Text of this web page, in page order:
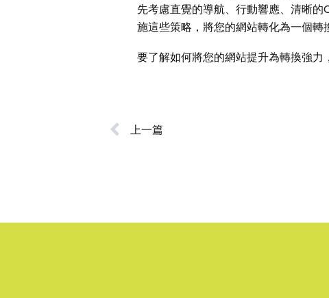
先考慮直覺的導航、行動響應、清晰
施這些策略，將您的網站轉化為一個轉
要了解如何將您的網站提升為轉換強力
上一篇